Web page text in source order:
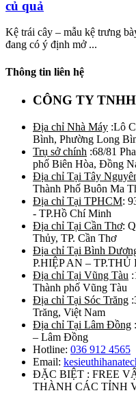
củ quả
Kệ trái cây – mẫu kệ trưng
đang có ý định mở ...
Thông tin liên hệ
CÔNG TY
Địa chỉ Nhà Máy :Lô
Bình, Phường Long
Trụ sở chính :68/81
phố Biên Hòa, Đồng
Địa chỉ Tại Tây
Thành Phố Buôn Ma
Địa chỉ Tại TPHCM:
- TP.Hồ Chí Minh
Địa chỉ Tại Cần Thơ:
Thủy, TP. Cần Thơ
Địa chỉ Tại Bình
P.HIỆP AN –
Địa chỉ Tại Vũng Tàu
Thành phố Vũng Tàu
Địa chỉ Tại Sóc Trăng
Trăng, Việt Nam
Địa chỉ Tại Lâm Đồng
– Lâm Đồng
Hotline: 036 912 4565
Email:
ĐẶC BIỆT : FREE
THÀNH CÁC TỈNH